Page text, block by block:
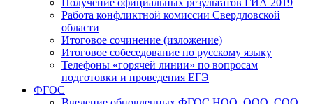
Получение официальных результатов ГИА 2019
Работа конфликтной комиссии Свердловской
области
Итоговое сочинение (изложение)
Итоговое собеседование по русскому языку
Телефоны «горячей линии» по вопросам
подготовки и проведения ЕГЭ
ФГОС